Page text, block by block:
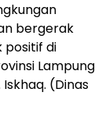
bergerak
positif di
Lampung
(Dinas